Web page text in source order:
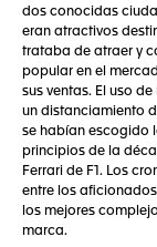
dos conocidas
eran atractivos
trataba de atraer y
popular en el
sus ventas. El uso
un distanciamiento
se habían escogido
principios de la
Ferrari de F1. Los
entre los
los mejores
marca.